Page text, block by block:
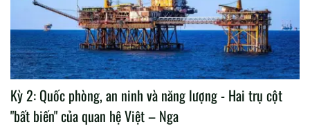
Kỳ 2: Quốc phòng, an ninh và năng lượng - Hai trụ cột
"bất biến" của quan hệ Việt – Nga